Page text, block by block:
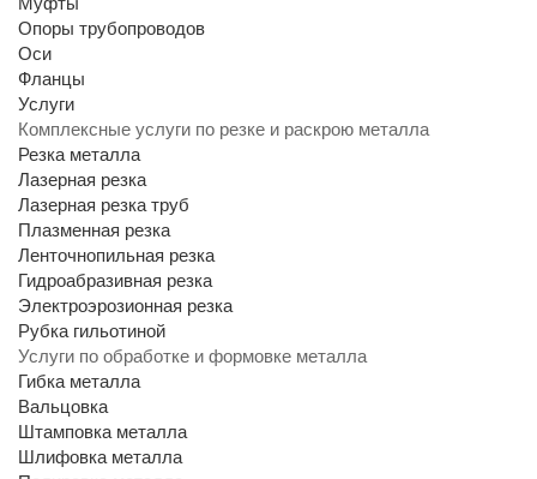
Опоры трубопроводов
Оси
Фланцы
Услуги
Комплексные услуги по резке и раскрою металла
Резка металла
Лазерная резка
Лазерная резка труб
Плазменная резка
Ленточнопильная резка
Гидроабразивная резка
Электроэрозионная резка
Рубка гильотиной
Услуги по обработке и формовке металла
Гибка металла
Вальцовка
Штамповка металла
Шлифовка металла